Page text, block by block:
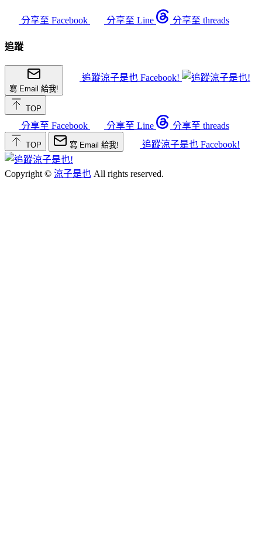
分享至 Facebook 分享至 Line 分享至 threads
追蹤
寫 Email 給我!
追蹤涼子是也 Facebook!
TOP
分享至 Facebook 分享至 Line 分享至 threads
TOP 寫 Email 給我! 追蹤涼子是也 Facebook!
Copyright © 涼子是也 All rights reserved.